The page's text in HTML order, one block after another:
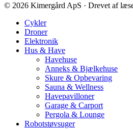
© 2026 Kimergård ApS · Drevet af
Cykler
Droner
Elektronik
Hus & Have
Havehuse
Anneks & Bjælkehuse
Skure & Opbevaring
Sauna & Wellness
Havepavilloner
Garage & Carport
Pergola & Lounge
Robotstøvsuger